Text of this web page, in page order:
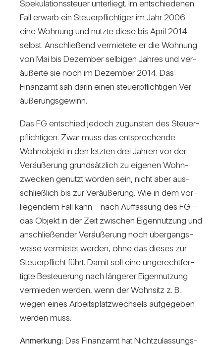
Spe­ku­la­ti­ons­steuer unter­liegt. Im ent­schie­denen
Fall erwarb ein Steu­er­pflich­tiger im Jahr 2006
eine Woh­nung und nutzte diese bis April 2014
selbst. Anschlie­ßend ver­mie­tete er die Woh­nung
von Mai bis Dezember sel­bigen Jahres und ver­
äu­ßerte sie noch im Dezember 2014. Das
Finanzamt sah darin einen steu­er­pflich­tigen Ver­
äu­ße­rungs­ge­winn.
Das FG ent­schied jedoch zugunsten des Steu­er­
pflich­tigen. Zwar muss das ent­spre­chende
Wohn­ob­jekt in den letzten drei Jahren vor der
Ver­äu­ße­rung grund­sätz­lich zu eigenen Wohn­
zwe­cken genutzt worden sein, nicht aber aus­
schließ­lich bis zur Ver­äu­ße­rung. Wie in dem vor­
lie­gendem Fall kann – nach Auf­fas­sung des FG –
das Objekt in der Zeit zwi­schen Eigen­nut­zung und
anschlie­ßender Ver­äu­ße­rung noch über­gangs­
weise ver­mietet werden, ohne das dieses zur
Steu­er­pflicht führt. Damit soll eine unge­recht­fer­
tigte Besteue­rung nach län­gerer Eigen­nut­zung
ver­mieden werden, wenn der Wohn­sitz z. B.
wegen eines Arbeits­platz­wech­sels auf­ge­geben
werden muss.
Anmer­kung: Das Finanzamt hat Nicht­zu­las­sungs­